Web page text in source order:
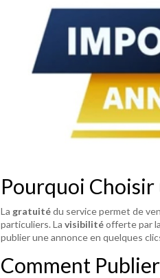
Pourquoi Choisir
La gratuitédu service permet de
particuliers. La visibilitéofferte par
publier une annonce en quelques
Comment